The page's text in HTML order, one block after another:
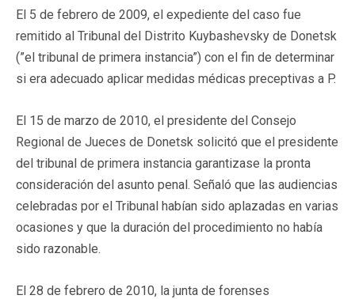
El 5 de febrero de 2009, el expediente del caso fue
remitido al Tribunal del Distrito Kuybashevsky de Donetsk
(”el tribunal de primera instancia”) con el fin de determinar
si era adecuado aplicar medidas médicas preceptivas a P.
El 15 de marzo de 2010, el presidente del Consejo
Regional de Jueces de Donetsk solicitó que el presidente
del tribunal de primera instancia garantizase la pronta
consideración del asunto penal. Señaló que las audiencias
celebradas por el Tribunal habían sido aplazadas en varias
ocasiones y que la duración del procedimiento no había
sido razonable.
El 28 de febrero de 2010, la junta de forenses